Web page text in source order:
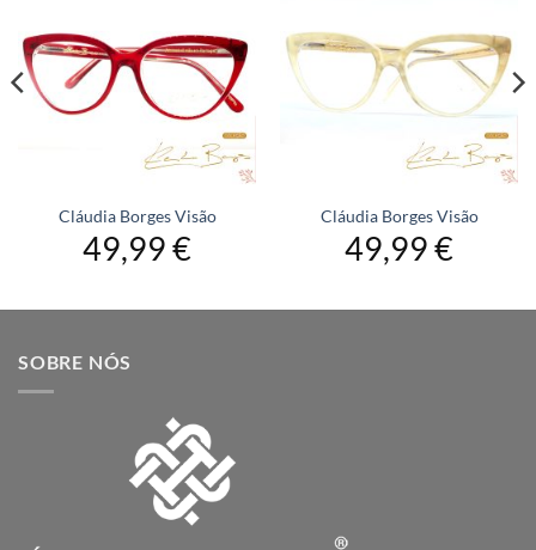
Cláudia Borges Visão
49,99€
Cláudia Borges Visão
49,99€
SOBRE NÓS